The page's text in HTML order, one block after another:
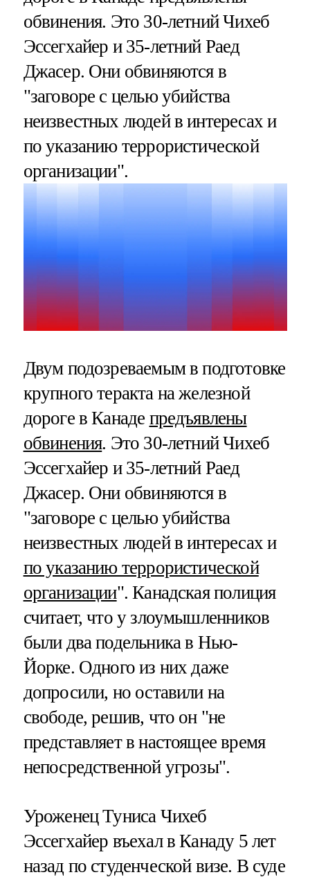
обвинения. Это 30-летний Чихеб
Эссегхайер и 35-летний Раед
Джасер. Они обвиняются в
"заговоре с целью убийства
неизвестных людей в интересах и
по указанию террористической
организации".
Двум подозреваемым в подготовке
крупного теракта на железной
дороге в Канаде предъявлены
обвинения. Это 30-летний Чихеб
Эссегхайер и 35-летний Раед
Джасер. Они обвиняются в
"заговоре с целью убийства
неизвестных людей в интересах и
по указанию террористической
организации". Канадская полиция
считает, что у злоумышленников
были два подельника в Нью-
Йорке. Одного из них даже
допросили, но оставили на
свободе, решив, что он "не
представляет в настоящее время
непосредственной угрозы".
Уроженец Туниса Чихеб
Эссегхайер въехал в Канаду 5 лет
назад по студенческой визе. В суде